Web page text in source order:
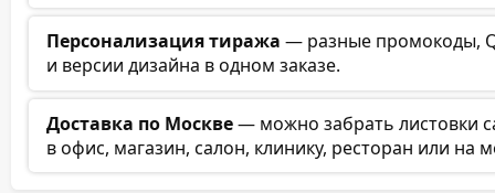
Персонализация тиража — разные промокоды,
и версии дизайна в одном заказе.
Доставка по Москве— можно забрать листовки
в офис, магазин, салон, клинику, ресторан или на